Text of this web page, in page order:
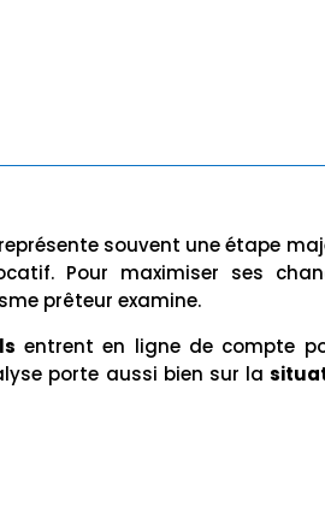
représente souvent une étape
Pour maximiser ses
prêteur examine.
entrent en ligne de compte
porte aussi bien sur la